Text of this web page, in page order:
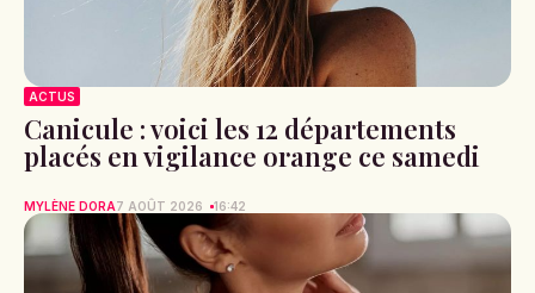
ACTUS
Canicule : voici les 12 départements
placés en vigilance orange ce samedi
MYLÈNE DORA7 AOÛT 2026 16:42